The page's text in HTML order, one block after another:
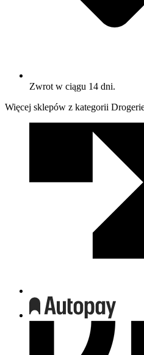
Zwrot w ciągu 14 dni.
Więcej sklepów z kategorii